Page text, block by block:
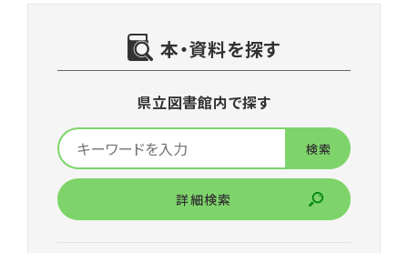
本・資料を探す
県立図書館内で探す
詳細検索